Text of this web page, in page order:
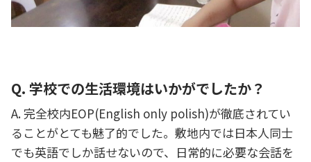
Q. 学校での生活環境はいかがでしたか？
A. 完全校内EOP(English only polish)が徹底されてい
ることがとても魅了的でした。敷地内では日本人同士
でも英語でしか話せないので、日常的に必要な会話を